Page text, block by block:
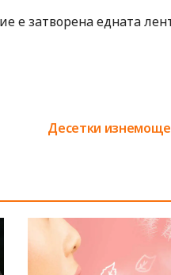
е затворена едната
Десетки